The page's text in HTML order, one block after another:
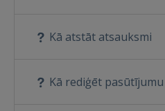
Kā atstāt atsauksmi
Kā rediģēt pasūtījumu